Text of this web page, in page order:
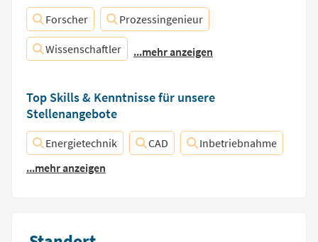
Forscher Prozessingenieur
Wissenschaftler ...mehr anzeigen
Top Skills & Kenntnisse für unsere
Stellenangebote
Energietechnik CAD
Inbetriebnahme
...mehr anzeigen